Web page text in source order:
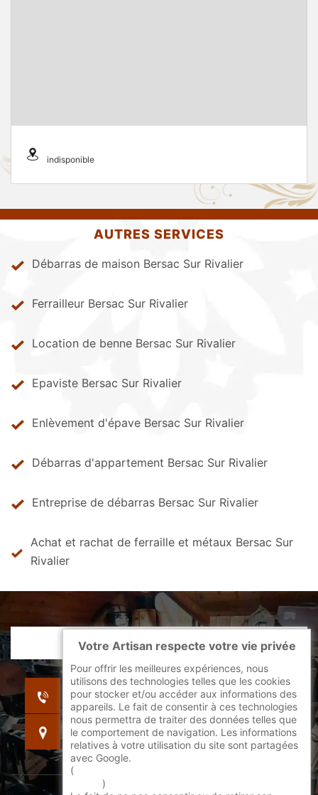
indisponible
AUTRES SERVICES
Débarras de maison Bersac Sur Rivalier
Ferrailleur Bersac Sur Rivalier
Location de benne Bersac Sur Rivalier
Epaviste Bersac Sur Rivalier
Enlèvement d'épave Bersac Sur Rivalier
Débarras d'appartement Bersac Sur Rivalier
Entreprise de débarras Bersac Sur Rivalier
Achat et rachat de ferraille et métaux Bersac Sur
Rivalier
indisponible
indisponible
indisponible
Votre Artisan respecte votre vie privée
Pour offrir les meilleures expériences, nous
utilisons des technologies telles que les cookies
pour stocker et/ou accéder aux informations des
appareils. Le fait de consentir à ces technologies
nous permettra de traiter des données telles que
le comportement de navigation. Les informations
relatives à votre utilisation du site sont partagées
avec Google.
(
)